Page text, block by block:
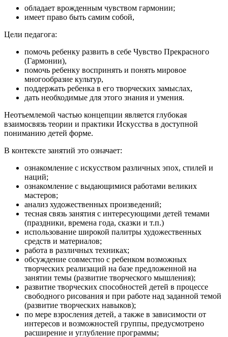
обладает врожденным чувством гармонии;
имеет право быть самим собой,
Цели педагога:
помочь ребенку развить в себе Чувство Прекрасного
(Гармонии),
помочь ребенку воспринять и понять мировое
многообразие культур,
поддержать ребенка в его творческих замыслах,
дать необходимые для этого знания и умения.
Неотъемлемой частью концепции является глубокая
взаимосвязь теории и практики Искусства в доступной
пониманию детей форме.
В контексте занятий это означает:
ознакомление с искусством различных эпох, стилей и
наций;
ознакомление с выдающимися работами великих
мастеров;
анализ художественных произведений;
тесная связь занятия с интересующими детей темами
(праздники, времена года, сказки и т.п.)
использование широкой палитры художественных
средств и материалов;
работа в различных техниках;
обсуждение совместно с ребенком возможных
творческих реализаций на базе предложенной на
занятии темы (развитие творческого мышления);
развитие творческих способностей детей в процессе
свободного рисования и при работе над заданной темой
(развитие творческих навыков);
по мере взросления детей, а также в зависимости от
интересов и возможностей группы, предусмотрено
расширение и углубление программы;